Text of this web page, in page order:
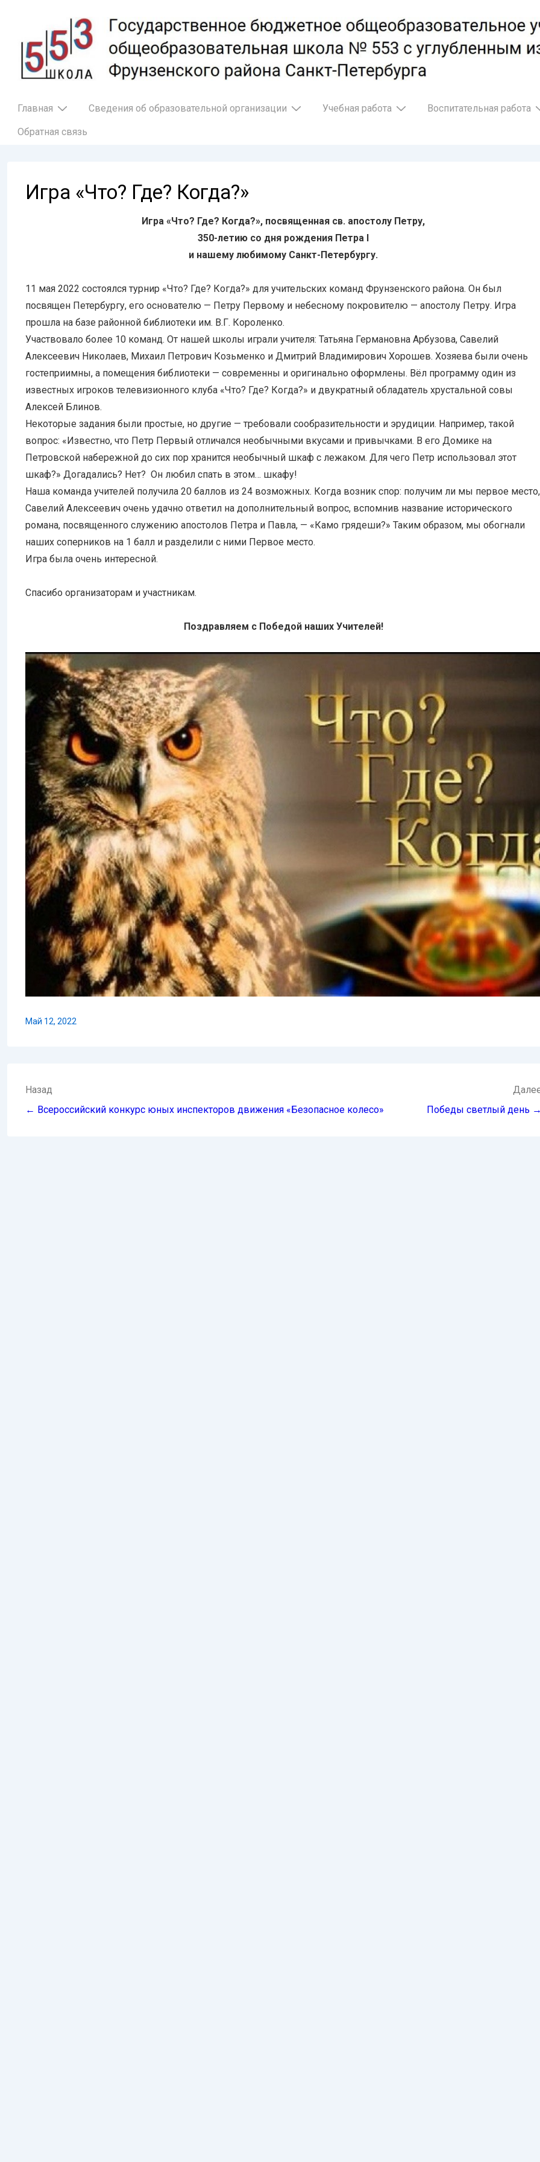
основному
содержимому
Основная
Главная Сведения об образовательной организации Учебная работа Воспитательная работа
Обратная связь
Игра «Что? Где? Когда?»
Игра «Что? Где? Когда?», посвященная св. апостолу Петру,
350-летию со дня рождения Петра I
и нашему любимому Санкт-Петербургу.
11 мая 2022 состоялся турнир «Что? Где? Когда?» для учительских команд Фрунзенского района. Он был
посвящен Петербургу, его основателю — Петру Первому и небесному покровителю — апостолу Петру. Игра
прошла на базе районной библиотеки им. В.Г. Короленко.
Участвовало более 10 команд. От нашей школы играли учителя: Татьяна Германовна Арбузова, Савелий
Алексеевич Николаев, Михаил Петрович Козьменко и Дмитрий Владимирович Хорошев. Хозяева были очень
гостеприимны, а помещения библиотеки — современны и оригинально оформлены. Вёл программу один из
известных игроков телевизионного клуба «Что? Где? Когда?» и двукратный обладатель хрустальной совы
Алексей Блинов.
Некоторые задания были простые, но другие — требовали сообразительности и эрудиции. Например, такой
вопрос: «Известно, что Петр Первый отличался необычными вкусами и привычками. В его Домике на
Петровской набережной до сих пор хранится необычный шкаф с лежаком. Для чего Петр использовал этот
шкаф?» Догадались? Нет? Он любил спать в этом… шкафу!
Наша команда учителей получила 20 баллов из 24 возможных. Когда возник спор: получим ли мы первое место,
Савелий Алексеевич очень удачно ответил на дополнительный вопрос, вспомнив название исторического
романа, посвященного служению апостолов Петра и Павла, — «Камо грядеши?» Таким образом, мы обогнали
наших соперников на 1 балл и разделили с ними Первое место.
Игра была очень интересной.
Спасибо организаторам и участникам.
Поздравляем с Победой наших Учителей!
Май 12, 2022
Навигация
по
Назад
← Всероссийский конкурс юных инспекторов движения «Безопасное колесо»
Победы светлый день